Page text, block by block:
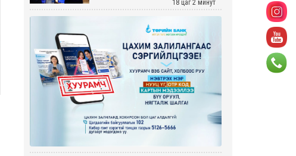
18 цаг 2 минут